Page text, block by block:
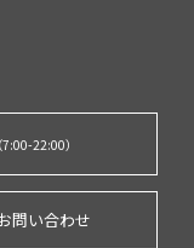
（7:00-22:00）
問い合わせ